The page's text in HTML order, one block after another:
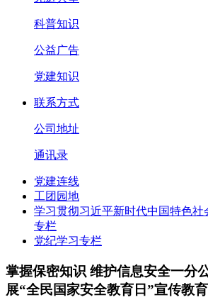
科普知识
公益广告
党建知识
联系方式
公司地址
通讯录
党建连线
工团园地
学习贯彻习近平新时代中国特色社
专栏
党纪学习专栏
掌握保密知识 维护信息安全一分
展“全民国家安全教育日”宣传教